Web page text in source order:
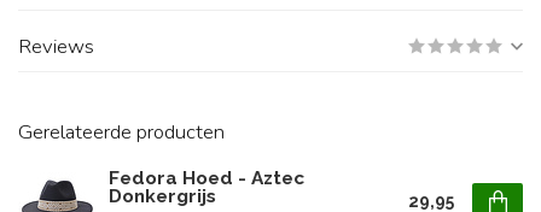
Reviews
Gerelateerde producten
Fedora Hoed - Aztec
Donkergrijs
29,95